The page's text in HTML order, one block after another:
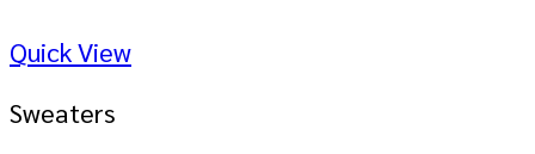
Quick View
Sweaters